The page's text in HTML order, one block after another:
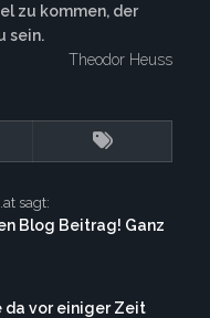
zu kommen, der
sein.
Theodor Heuss
sagt:
Blog Beitrag! Ganz
da vor einiger Zeit